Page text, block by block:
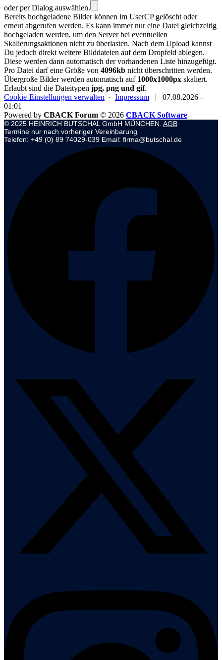
oder per Dialog auswählen.
Bereits hochgeladene Bilder können im UserCP gelöscht oder
erneut abgerufen werden. Es kann immer nur eine Datei gleichzeitig
hochgeladen werden, um den Server bei eventuellen
Skalierungsaktionen nicht zu überlasten. Nach dem Upload kannst
Du jedoch direkt weitere Bilddateien auf dem Dropfeld ablegen.
Diese werden dann automatisch der vorhandenen Liste hinzugefügt.
Pro Datei darf eine Größe von 4096kb nicht überschritten werden.
Übergroße Bilder werden automatisch auf 1000x1000px skaliert.
Erlaubt sind die Dateitypen jpg, png und gif.
Cookie-Einstellungen verwalten · Impressum |
07.08.2026 -
01:01
Powered by CBACK Forum © 2026 CBACK Software
© 2025 HEINRICH BUTSCHAL GmbH MÜNCHEN. AGB
Termine nur nach vorheriger Vereinbarung
Telefon: +49 (0) 89 74029-039 Email: firma@butschal.de